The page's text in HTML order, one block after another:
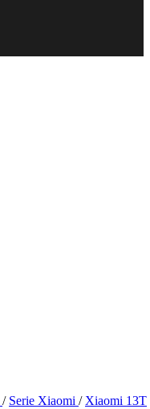
/ Serie Xiaomi / Xiaomi 13T